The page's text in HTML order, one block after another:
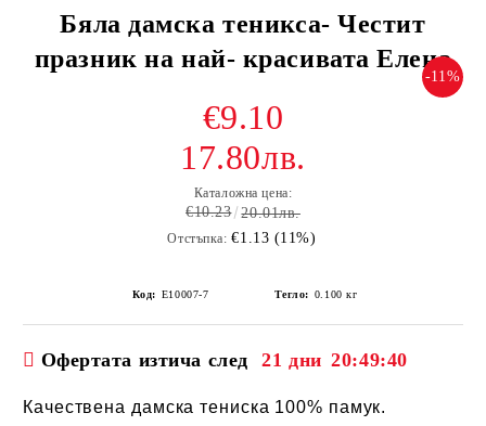
Бяла дамска теникса- Честит
празник на най- красивата Елена
-11%
€9.10
17.80лв.
Каталожна цена:
€10.23 20.01лв.
Отстъпка: €1.13 (11%)
Код: E10007-7 Тегло: 0.100 кг
Офертата изтича след 21 дни 20:49:40
Качествена дамска тениска 100% памук.